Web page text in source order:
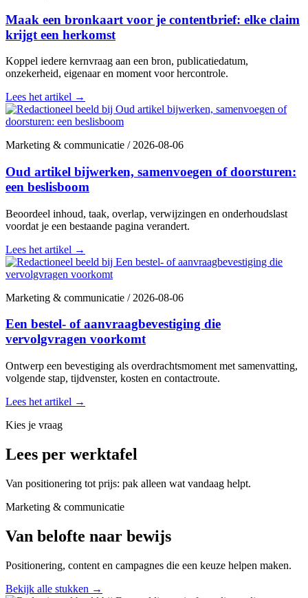
Maak een bronkaart voor je contentbrief: elke claim
krijgt een herkomst
Koppel iedere kernvraag aan een bron, publicatiedatum,
onzekerheid, eigenaar en moment voor hercontrole.
Lees het artikel →
Marketing & communicatie /2026-08-06
Oud artikel bijwerken, samenvoegen of doorsturen:
een beslisboom
Beoordeel inhoud, taak, overlap, verwijzingen en onderhoudslast
voordat je een bestaande pagina verandert.
Lees het artikel →
Marketing & communicatie /2026-08-06
Een bestel- of aanvraagbevestiging die
vervolgvragen voorkomt
Ontwerp een bevestiging als overdrachtsmoment met samenvatting,
volgende stap, tijdvenster, kosten en contactroute.
Lees het artikel →
Kies je vraag
Lees per werktafel
Van positionering tot prijs: pak alleen wat vandaag helpt.
Marketing & communicatie
Van belofte naar bewijs
Positionering, content en campagnes die een keuze helpen maken.
Bekijk alle stukken →